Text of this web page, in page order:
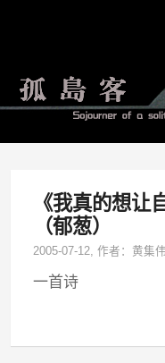
《我真的想让
（郁葱）
2005-07-12, 作者：黄集伟
一首诗